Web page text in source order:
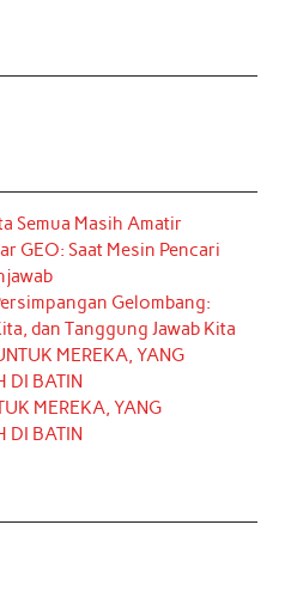
Semua Masih Amatir
GEO: Saat Mesin Pencari
Gelombang:
dan Tanggung Jawab Kita
MEREKA, YANG
DI BATIN
MEREKA, YANG
DI BATIN